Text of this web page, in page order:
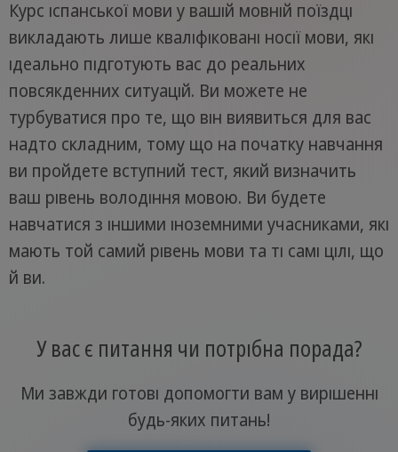
Курс іспанської мови у вашій мовній поїздці
викладають лише кваліфіковані носії мови, які
ідеально підготують вас до реальних
повсякденних ситуацій. Ви можете не
турбуватися про те, що він виявиться для вас
надто складним, тому що на початку навчання
ви пройдете вступний тест, який визначить
ваш рівень володіння мовою. Ви будете
навчатися з іншими іноземними учасниками, які
мають той самий рівень мови та ті самі цілі, що
й ви.
У вас є питання чи потрібна порада?
Ми завжди готові допомогти вам у вирішенні
будь-яких питань!